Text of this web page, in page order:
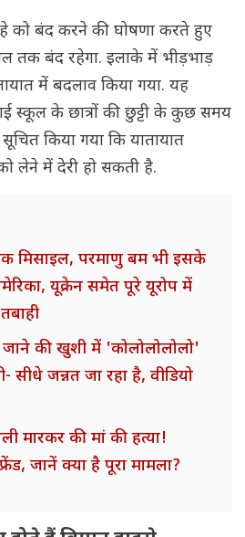
को बंद करने की घोषणा करते हुए
तक बंद रहेगा. इलाके में भीड़भाड़
में बदलाव किया गया. यह
स्कूल के छात्रों की छुट्टी के कुछ समय
किया गया कि यातायात
लेने में देरी हो सकती है.
मिसाइल, परमाणु बम भी इसके
यूक्रेन समेत पूरे यूरोप में
की खुशी में 'कोलोलोलोलो'
सीधे जन्नत जा रहा है, वीडियो
मारकर की मां की हत्या!
जानें क्या है पूरा मामला?